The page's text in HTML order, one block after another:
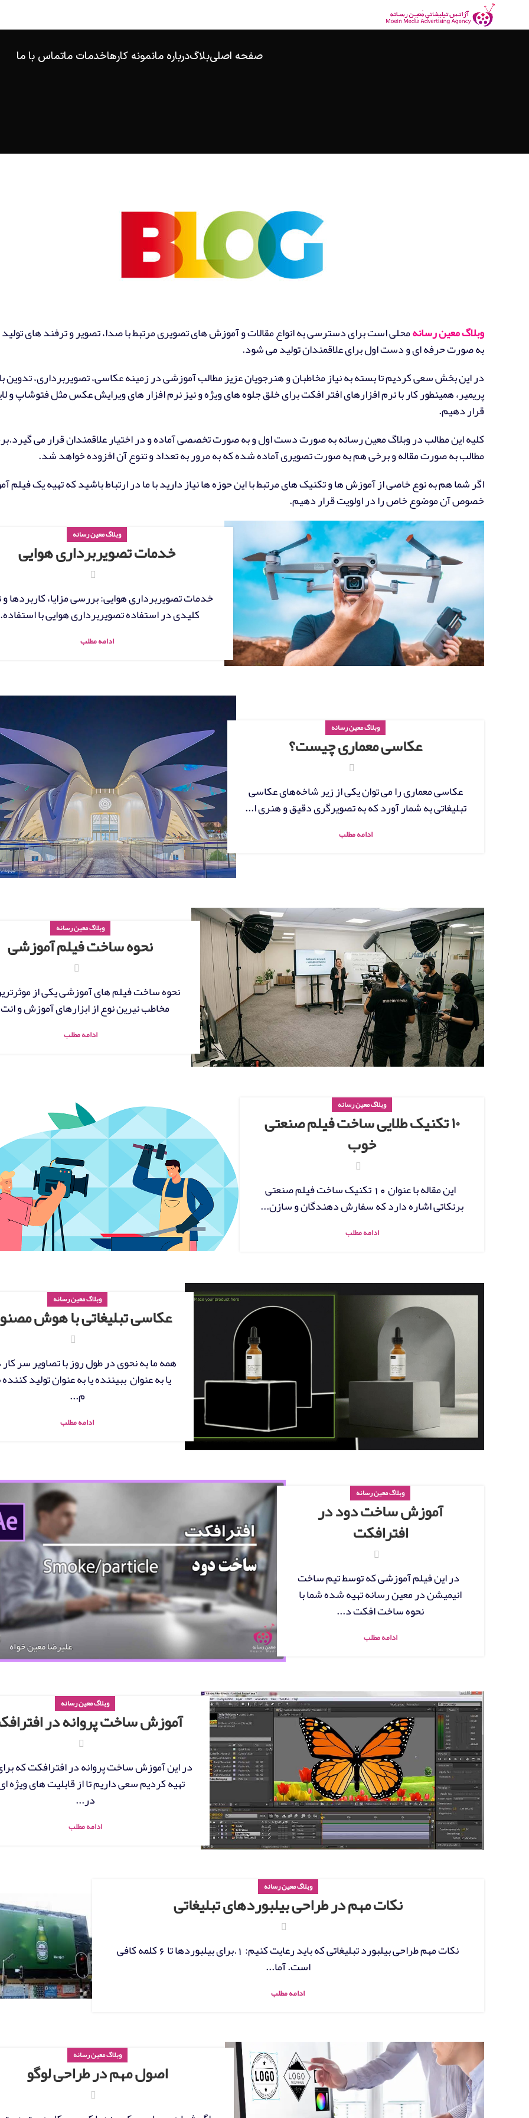
صفحه اصلیبلاگدرباره مانمونه کارهاخدمات ماتماس با ما
وبلاگ معین رسانهمحلی است برای دسترسی به انواع مقالات و آموزش های تصویری مرتبط با صدا، تصویر و ترفند های تولید
به صورت حرفه ای و دست اول برای علاقمندان تولید می شود.
در این بخش سعی کردیم تا بسته به نیاز مخاطبان و هنرجویان عزیز مطالب آموزشی در زمینه عکاسی، تصویربرداری، تدوین
پریمیر، همینطور کار با نرم افزارهای افتر افکت برای خلق جلوه های ویژه و نیز نرم افزار های ویرایش عکس مثل فتوشاپ و
قرار دهیم.
کلیه این مطالب در وبلاگ معین رسانه به صورت دست اول و به صورت تخصصی آماده و در اختیار علاقمندان قرار می
مطالب به صورت مقاله و برخی هم به صورت تصویری آماده شده که به مرور به تعداد و تنوع آن افزوده خواهد شد.
اگر شما هم به نوع خاصی از آموزش ها و تکنیک های مرتبط با این حوزه ها نیاز دارید با ما در ارتباط باشید که تهیه یک فیلم
خصوص آن موضوع خاص را در اولویت قرار دهیم.
وبلاگ معین رسانه
خدمات تصویربرداری هوایی
خدمات تصویربرداری هوایی: بررسی مزایا، کاربردها
کلیدی در استفاده تصویربرداری هوایی با
ادامه مطلب
وبلاگ معین رسانه
عکاسی معماری چیست؟
عکاسی معماری را می توان یکی از زیر شاخه‌های عکاسی
تبلیغاتی به شمار آورد که به تصویرگری دقیق و هنری ا...
ادامه مطلب
وبلاگ معین رسانه
نحوه ساخت فیلم آموزشی
نحوه ساخت فیلم های آموزشی یکی از
مخاطب نیرین نوع از ابزارهای آموزش و
ادامه مطلب
وبلاگ معین رسانه
۱۰ تکنیک طلایی ساخت فیلم صنعتی
خوب
این مقاله با عنوان 10 تکنیک ساخت فیلم صنعتی
برنکاتی اشاره دارد که سفارش دهندگان و سازن...
ادامه مطلب
وبلاگ معین رسانه
عکاسی تبلیغاتی با هوش
همه ما به نحوی در طول روز با تصاویر سر
یا به عنوان ببیننده یا به عنوان تولید
م...
ادامه مطلب
وبلاگ معین رسانه
آموزش ساخت دود در
افترافکت
در این فیلم آموزشی که توسط تیم ساخت
انیمیشن در معین رسانه تهیه شده شما با
نحوه ساخت افکت د...
ادامه مطلب
وبلاگ معین رسانه
آموزش ساخت پروانه در
در این آموزش ساخت پروانه در افترافکت که
تهیه کردیم سعی داریم تا از قابلیت های ویژه
در...
ادامه مطلب
وبلاگ معین رسانه
نکات مهم در طراحی بیلبوردهای تبلیغاتی
نکات مهم طراحی بیلبورد تبلیغاتی که باید رعایت کنیم: 1.برای بیلبوردها تا 6 کلمه کافی
است. آما...
ادامه مطلب
وبلاگ معین رسانه
اصول مهم در طراحی لوگو